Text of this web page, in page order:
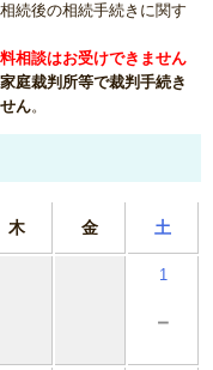
続後の相続手続きに関す
相談はお受けできません
庭裁判所等で裁判手続き
ん。
木 金 土
1
－